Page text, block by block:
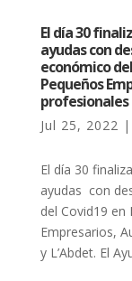
El día 30
ayudas con
económico
Pequeños
profesionales
Jul 25, 2022 |
El día 30
ayudas con
del Covid19
Empresarios,
y L’Abdet. El